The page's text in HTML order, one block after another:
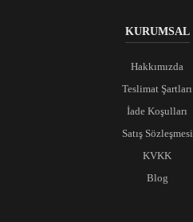
KURUMSAL
Hakkımızda
Teslimat Şartları
İade Koşulları
Satış Sözleşmesi
KVKK
Blog